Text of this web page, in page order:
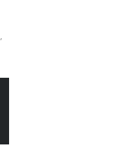
,